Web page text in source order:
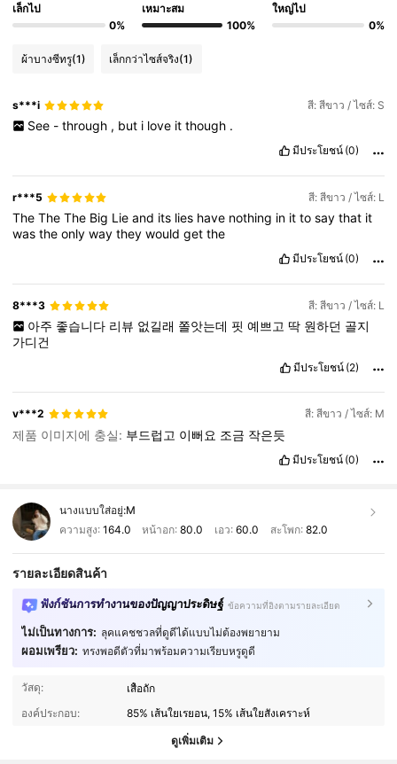
เล็กไป
0%
เหมาะสม
100%
ใหญ่ไป
0%
ผ้าบางซีทรู(1) เล็กกว่าไซส์จริง(1)
s***i สี: สีขาว / ไซส์: S
See - through , but i love it though .
มีประโยชน์ (0)
r***5 สี: สีขาว / ไซส์: L
TheTheThe Big Lieand its lies have nothing in ittosaythat it
wastheonlywaytheywouldgetthe
มีประโยชน์ (0)
8***3 สี: สีขาว / ไซส์: L
아주 좋습니다 리뷰 없길래 쫄앗는데 핏 예쁘고 딱 원하던 골지
가디건
มีประโยชน์ (2)
v***2 สี: สีขาว / ไซส์: M
제품 이미지에 충실: 부드럽고 이뻐요 조금 작은듯
มีประโยชน์ (0)
นางแบบใส่อยู่:M
ความสูง: 164.0 หน้าอก:80.0 เอว: 60.0 สะโพก: 82.0
รายละเอียดสินค้า
ฟังก์ชันการทำงานของปัญญาประดิษฐ์ ข้อความที่อิงตามรายละเอียด
ไม่เป็นทางการ: ลุคแคชชวลที่ดูดีได้แบบไม่ต้องพยายาม
ผอมเพรียว: ทรงพอดีตัวที่มาพร้อมความเรียบหรูดูดี
วัสดุ:
เสื้อถัก
องค์ประกอบ:
85% เส้นใยเรยอน, 15% เส้นใยสังเคราะห์
ดูเพิ่มเติม